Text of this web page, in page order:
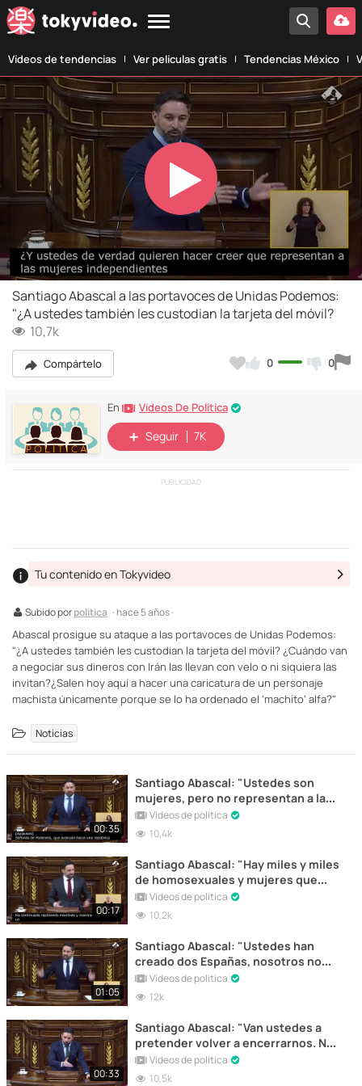
Vídeos de tendencias Ver películas gratis Tendencias México
Play
Video
Santiago Abascal a las portavoces de Unidas Podemos:
"¿A ustedes también les custodian la tarjeta del móvil?
10,7k
Compártelo 0 0
En Vídeos De Política
Seguir 7K
PUBLICIDAD
Subido porpolitica · hace 5 años ·
Tu contenido en Tokyvideo
Abascal prosigue su ataque a las portavoces de Unidas Podemos:
"¿A ustedes también les custodian la tarjeta del móvil? ¿Cuándo van
a negociar sus dineros con Irán las llevan con velo o ni siquiera las
invitan?¿Salen hoy aquí a hacer una caricatura de un personaje
machista únicamente porque se lo ha ordenado el 'machito' alfa?"
Noticias
00:35
Santiago Abascal: "Ustedes son
mujeres, pero no representan a las
mujeres"
Vídeos de política
10,4k
00:17
Santiago Abascal: "Hay miles y miles
de homosexuales y mujeres que
están de acuerdo con nosotros y no
con ustedes"
Vídeos de política
10,2k
01:05
Santiago Abascal: "Ustedes han
creado dos Españas, nosotros no
queremos estar en su España"
Vídeos de política
12k
00:33
Santiago Abascal: "Van ustedes a
pretender volver a encerrarnos. No
se lo vamos a permitir".
Vídeos de política
10,5k